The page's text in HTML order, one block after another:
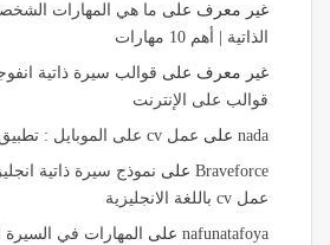
غير معرف على ما هي المهارات
الذاتية | أهم 10 مهارات
غير معرف على
قوالب على الإنترنت
nada على عمل cv على الموبايل : تطبيق خرافي ومجاني
Braveforce على نموذج سيرة ذاتية
عمل cv باللغة الانجليزية
nafunatafoya على
المهارات في السيرة